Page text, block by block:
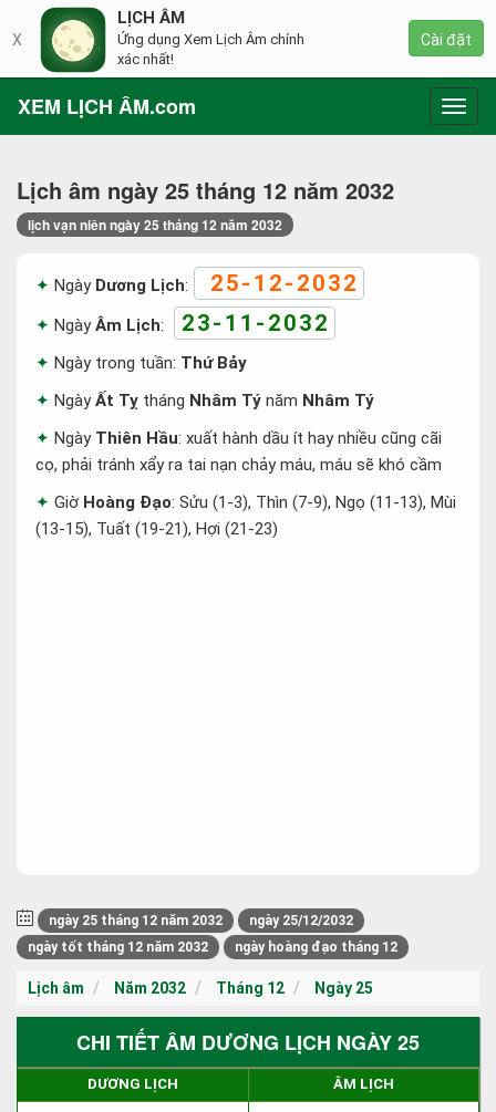
XEM LỊCH ÂM.com
Lịch âm ngày 25 tháng 12 năm 2032
lịch vạn niên ngày 25 tháng 12 năm 2032
Ngày Dương Lịch: 25-12-2032
NgàyÂm Lịch: 23-11-2032
Ngày trong tuần: Thứ Bảy
NgàyẤt Tỵ tháng Nhâm Tý năm Nhâm Tý
Ngày Thiên Hầu: xuất hành dầu ít hay nhiều cũng cãi
cọ, phải tránh xẩy ra tai nạn chảy máu, máu sẽ khó cầm
Giờ Hoàng Đạo: Sửu (1-3), Thìn (7-9), Ngọ (11-13), Mùi
(13-15), Tuất (19-21), Hợi (21-23)
ngày 25 tháng 12 năm 2032
ngày 25/12/2032
ngày tốt tháng 12 năm 2032
ngày hoàng đạo tháng 12
Lịch âm Năm 2032 Tháng 12 Ngày 25
CHI TIẾT ÂM DƯƠNG LỊCH NGÀY 25
DƯƠNG LỊCH ÂM LỊCH
X
LỊCH ÂM
Ứng dụng Xem Lịch Âm chính
xác nhất!
Cài đặt